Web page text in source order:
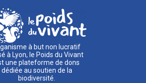
à but non lucratif
à Lyon, le Poids du Vivant
une plateforme de dons
dédiée au soutien de la
biodiversité.